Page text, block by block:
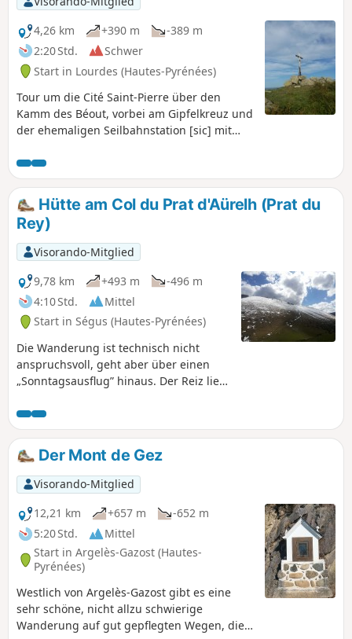
4,26 km
+390 m
-389 m
2:20 Std.
Schwer
Start in Lourdes (Hautes-Pyrénées)
Tour um die Cité Saint-Pierre über den
Kamm des Béout, vorbei am Gipfelkreuz und
der ehemaligen Seilbahnstation [sic] mit
Beginn des Vallée des Gaves.Diese
Wanderung in unberührter Natur, die kaum
oder gar nicht markiert ist und deren Wege
im Sommer kaum sichtbar und mit Farnen
überwuchert sind (insbesondere beim
Abstieg), ist nur für „Abenteurer” über 10
Jahre geeignet, die sich von der Entdeckung
dieses kleinen Gipfels nicht abschrecken
lassen!
Hütte am Col du Prat d'Aürelh (Prat du
Rey)
Visorando-Mitglied
9,78 km
+493 m
-496 m
4:10 Std.
Mittel
Start in Ségus (Hautes-Pyrénées)
Die Wanderung ist technisch nicht
anspruchsvoll, geht aber über einen
„Sonntagsausflug” hinaus. Der Reiz liegt
wunderschönen Tals von Batsurguère
vor den Toren von Lourdes zu erreichen
und eine Pause in einer perfekt
gepflegten Schutzhütte einzulegen. Im
Westen sieht man das Tal von Aguée in
Richtung Col d'Espadres. Der Ort ist
ruhig und wunderschön. Mit etwas
Glück begegnen Sie Pferden, die frei auf
den Wiesen des Passes grasen.
Der Mont de Gez
Visorando-Mitglied
12,21 km
+657 m
-652 m
5:20 Std.
Mittel
Start in Argelès-Gazost (Hautes-
Pyrénées)
Westlich von Argelès-Gazost gibt es eine
sehr schöne, nicht allzu schwierige
Wanderung auf gut gepflegten Wegen, die